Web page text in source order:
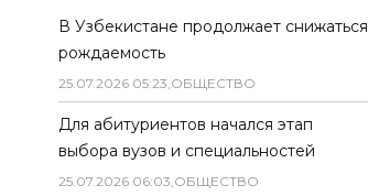
В Узбекистане продолжает снижаться
рождаемость
25.07.2026 05:23,ОБЩЕСТВО
Для абитуриентов начался этап
выбора вузов и специальностей
25.07.2026 06:03,ОБЩЕСТВО